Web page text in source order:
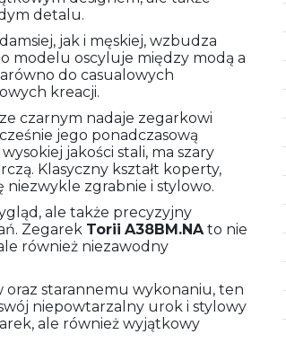
detalu.
jak i męskiej, wzbudza
modelu oscyluje między modą a
do casualowych
kreacji.
czarnym nadaje zegarkowi
jego ponadczasową
jakości stali, ma szary
Klasyczny kształt koperty,
niezwykle zgrabnie i stylowo.
ale także precyzyjny
Zegarek Torii A38BM.NAto nie
również niezawodny
oraz starannemu wykonaniu, ten
niepowtarzalny urok i stylowy
ale również wyjątkowy